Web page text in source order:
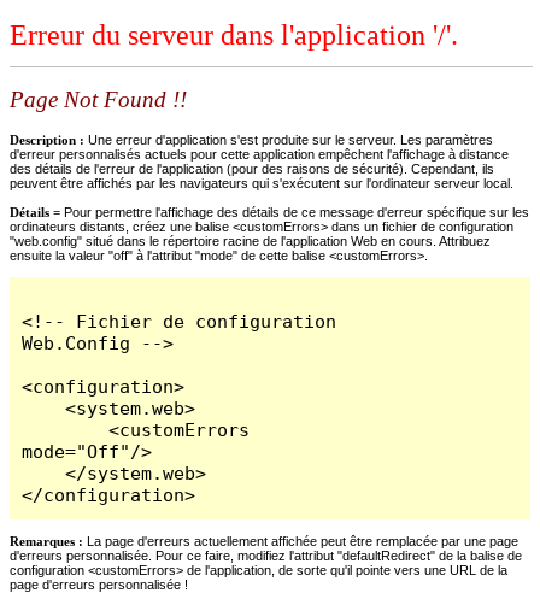
Erreur du serveur dans l'application '/'.
Page Not Found !!
Description : Une erreur d'application s'est produite sur le serveur. Les paramètres
d'erreur personnalisés actuels pour cette application empêchent l'affichage à distance
des détails de l'erreur de l'application (pour des raisons de sécurité). Cependant, ils
peuvent être affichés par les navigateurs qui s'exécutent sur l'ordinateur serveur local.
Détails = Pour permettre l'affichage des détails de ce message d'erreur spécifique sur les
ordinateurs distants, créez une balise <customErrors> dans un fichier de configuration
"web.config" situé dans le répertoire racine de l'application Web en cours. Attribuez
ensuite la valeur "off" à l'attribut "mode" de cette balise <customErrors>.
<!-- Fichier de configuration
Web.Config -->
<configuration>
    <system.web>
        <customErrors
mode="Off"/>
    </system.web>
</configuration>
Remarques : La page d'erreurs actuellement affichée peut être remplacée par une page
d'erreurs personnalisée. Pour ce faire, modifiez l'attribut "defaultRedirect" de la balise de
configuration <customErrors> de l'application, de sorte qu'il pointe vers une URL de la
page d'erreurs personnalisée !